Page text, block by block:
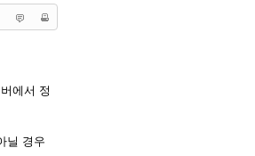
에서 정
닐 경우